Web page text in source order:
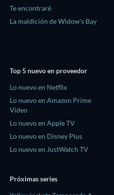
Te encontraré
La maldición de Widow's Bay
Top 5 nuevo en proveedor
Lo nuevo en Netflix
Lo nuevo en Amazon Prime
Video
Lo nuevo en Apple TV
Lo nuevo en Disney Plus
Lo nuevo en JustWatch TV
Próximas series